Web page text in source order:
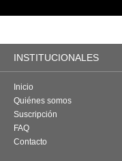
INSTITUCIONALES
Inicio
Quiénes somos
Suscripción
FAQ
Contacto